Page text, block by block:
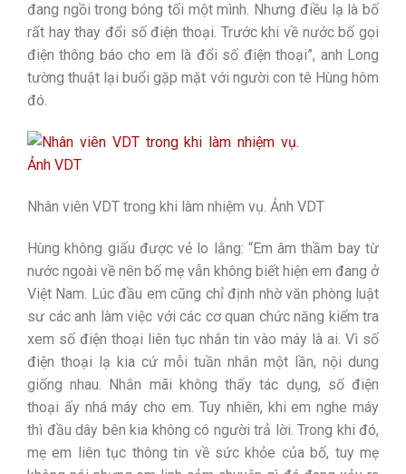
đang ngồi trong bóng tối một mình. Nhưng điều lạ là bố
rất hay thay đổi số điện thoại. Trước khi về nước bố gọi
điện thông báo cho em là đổi số điện thoại”, anh Long
tường thuật lại buổi gặp mặt với người con tê Hùng hôm
đó.
Nhân viên VDT trong khi làm nhiệm vụ. Ảnh VDT
Hùng không giấu được vẻ lo lắng: “Em âm thầm bay từ
nước ngoài về nên bố mẹ vẫn không biết hiện em đang ở
Việt Nam. Lúc đầu em cũng chỉ định nhờ văn phòng luật
sư các anh làm việc với các cơ quan chức năng kiểm tra
xem số điện thoại liên tục nhắn tin vào máy là ai. Vì số
điện thoại lạ kia cứ mỗi tuần nhắn một lần, nội dung
giống nhau. Nhắn mãi không thấy tác dụng, số điện
thoại ấy nhá máy cho em. Tuy nhiên, khi em nghe máy
thì đầu dây bên kia không có người trả lời. Trong khi đó,
mẹ em liên tục thông tin về sức khỏe của bố, tuy mẹ